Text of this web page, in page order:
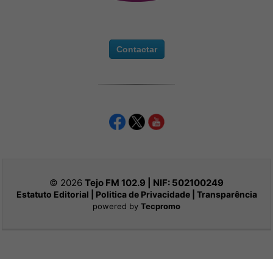
Contactar
© 2026 Tejo FM 102.9 | NIF: 502100249
Estatuto Editorial Politica de Privacidade| Transparência
powered by Tecpromo